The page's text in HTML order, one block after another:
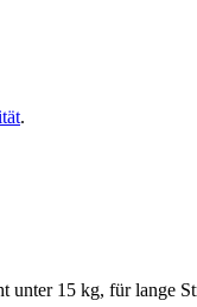
.
unter 15 kg, für lange